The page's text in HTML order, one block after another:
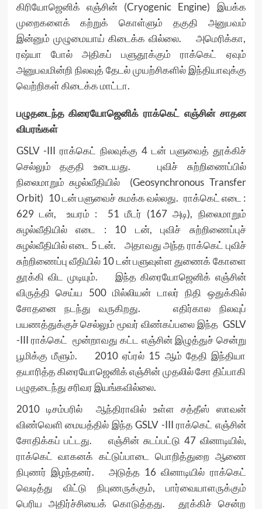
கிரியோஜெனிக் எஞ்சின் (Cryogenic Engine) இயக்க
முறைகளைக் கற்றுக் கொள்ளும் தகுதி அனுபவம்
இன்னும் முழுமையாய் கிடைக்க வில்லை. அமெரிக்கா,
ரஷ்யா போல் அதிகப் பளுதூக்கும் ராக்கெட் ஏவும்
அனுபவமின்றி நிலவுத் தேடல் முயற்சிகளில் இந்தியாவுக்கு
வெற்றிகள் கிடைக்க மாட்டா.
பழுதடைந்த கிரையோஜெனிக் ராக்கெட் எஞ்சின் சாதன
விபரங்கள்
GSLV -III ராக்கெட் நிலவுக்கு 4 டன் பளுவைத் தூக்கிச்
செல்லும் தகுதி உடையது. புவிச் சுற்றிணைப்பில்
நிலைமாறும் சுழல்வீதியில் (Geosynchronous Transfer
Orbit) 10 டன் பளுவைச் சுமக்க வல்லது. ராக்கெட் எடை :
629 டன், உயரம் : 51 மீடர் (167 அடி), நிலைமாறும்
சுழல்வீதியில் எடை : 10 டன், புவிச் சுற்றிணைப்புச்
சுழல்வீதியில் எடை 5 டன். அதாவது அந்த ராக்கெட் புவிச்
சுற்றிணைப்பு வீதியில் 10 டன் பளுவுள்ள துணைக் கோளை
தூக்கி விட முடியும். இந்த கிரையோஜெனிக் எஞ்சின்
விருத்தி செய்ய 500 மில்லியன் டாலர் நிதி ஒதுக்கில்
சோதனை நடந்து வருகிறது. எதிர்கால நிலவுப்
பயணத்துக்குச் செல்லும் மூவர் விண்கப்பலை இந்த GSLV
-III ராக்கெட் மூன்றாவது கட்ட எஞ்சின் இழுத்துச் சென்று
பூமிக்கு மீளும். 2010 ஏப்ரல் 15 ஆம் தேதி இந்தியா
தயாரித்த கிரையோஜெனிக் எஞ்சின் முதலில் சோ திப்பாகி
பழுதடைந்து சரிவர இயங்கவில்லை.
2010 டிசம்பரில் ஆந்திராவில் உள்ள சத்தீஸ் ஸாவன்
விண்வெளி மையத்தில் இந்த GSLV -III ராக்கெட் எஞ்சின்
சோதிக்கப் பட்டது. எஞ்சின் சுடப்பட்டு 47 வினாடியில்,
ராக்கெட் வாகனக் கட்டுப்பாடை பொறித்துறை ஆணை
நிபுணர் இழந்தனர். அடுத்த 16 வினாடியில் ராக்கெட்
வெடித்து விட்டு நிபுணருக்கும், பார்வையாளருக்கும்
பெரிய அதிர்ச்சியைக் கொடுத்தது. தூக்கிச் சென்ற